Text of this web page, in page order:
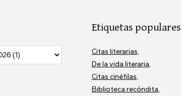
Etiquetas populares
Citas literarias
De la vida literaria
Citas cinéfilas
Biblioteca recóndita